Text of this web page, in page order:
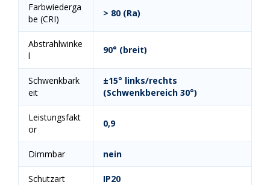
Farbwiederga
be (CRI)
> 80 (Ra)
Abstrahlwinke
l
90° (breit)
Schwenkbark
eit
±15° links/rechts
(Schwenkbereich 30°)
Leistungsfakt
or
0,9
Dimmbar nein
Schutzart IP20